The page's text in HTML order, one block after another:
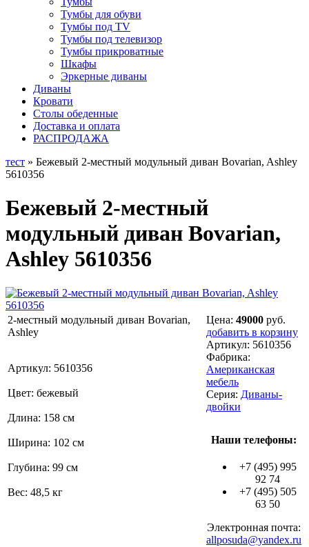
Тумбы для обуви
Тумбы под TV
Тумбы под телевизор
Тумбы прикроватные
Шкафы
Эркерные диваны
Диваны
Кровати
Столы обеденные
Доставка и оплата
РАСПРОДАЖА
тест » Бежевый 2-местный модульный диван Bovarian, Ashley
5610356
Бежевый 2-местный
модульный диван Bovarian,
Ashley 5610356
2-местный модульный диван Bovarian,
Ashley
Артикул: 5610356
Цвет: бежевый
Длина: 158 см
Ширина: 102 см
Глубина: 99 см
Вес: 48,5 кг
Цена: 49000 руб.
добавить в корзину
Артикул: 5610356
Фабрика:
Американская
мебель
Серия: Диваны-
двойки
Наши телефоны:
+7 (495) 995
92 74
+7 (495) 505
63 50
Электронная почта:
allposuda@yandex.ru